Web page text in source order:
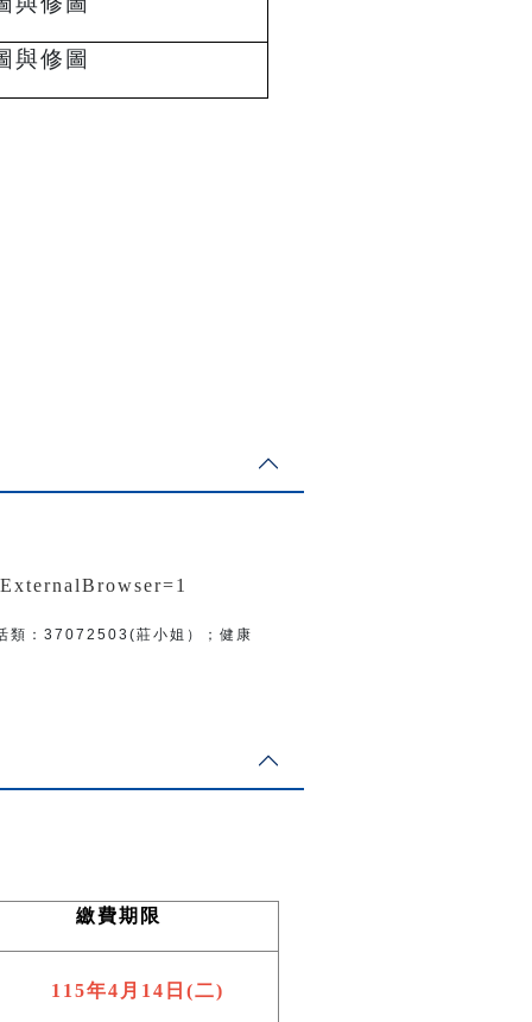
與修圖
類： 37072503(莊小姐）； 健康
繳費期限
115年4月14日(二)